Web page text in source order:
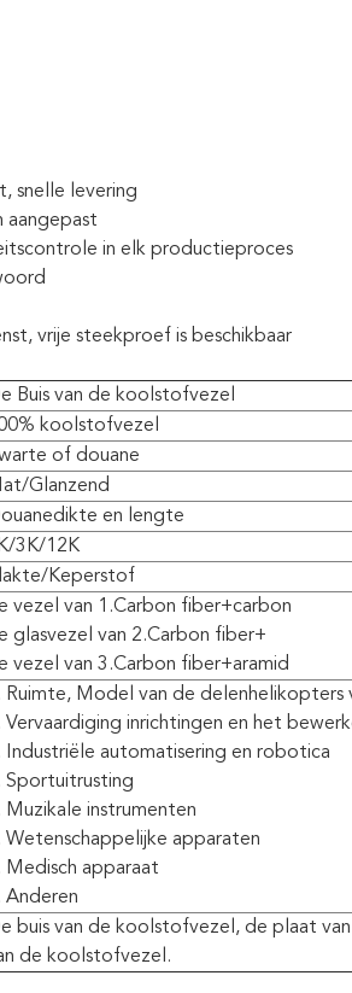
snelle levering
aangepast
in elk productieproces
vrije steekproef is beschikbaar
Buis van de koolstofvezel
koolstofvezel
of douane
Glanzend
en lengte
3K/12K
Keperstof
vezel van 1.Carbon fiber+carbon
glasvezel van 2.Carbon fiber+
vezel van 3.Carbon fiber+aramid
Ruimte, Model van de delenhelikopters
Vervaardiging inrichtingen en het
Industriële automatisering en robotica
Sportuitrusting
Muzikale instrumenten
Wetenschappelijke apparaten
Medisch apparaat
Anderen
buis van de koolstofvezel, de plaat
de koolstofvezel.